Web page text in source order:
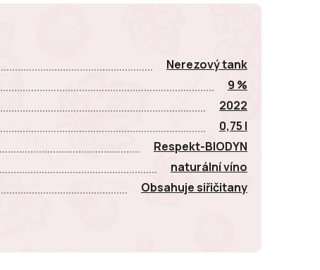
Nerezový tank
9 %
2022
0,75 l
Respekt-BIODYN
naturální víno
Obsahuje siřičitany